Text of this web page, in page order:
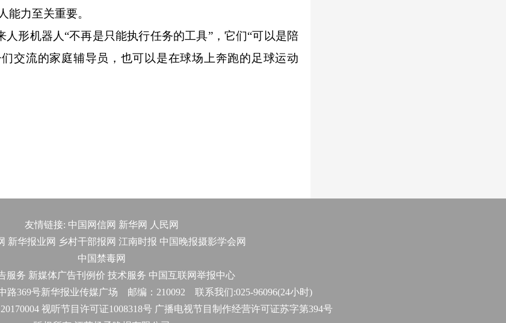
能力至关重要。
机器人“不再是只能执行任务的工具”，它们“可以是陪
交流的家庭辅导员，也可以是在球场上奔跑的足球运动
友情链接: 中国网信网 新华网
人民网
新华报业网 乡村干部报网 江南时报 中国晚报摄影学会网
中国禁毒网
服务 新媒体广告刊例价 技术服务 中国互联网举报中心
路369号新华报业传媒广场 邮编：210092 联系我们:025-96096(24小时)
视听节目许可证1008318号 广播电视节目制作经营许可证苏字第394号